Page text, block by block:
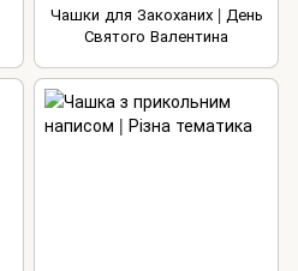
Чашки для Закоханих | День
Святого Валентина